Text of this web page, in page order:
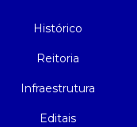
Histórico
Reitoria
Infraestrutura
Editais